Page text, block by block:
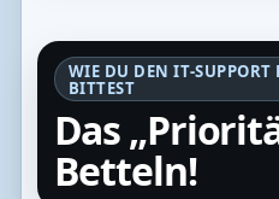
WIE DU DEN IT-
BITTEST
Das
Betteln!